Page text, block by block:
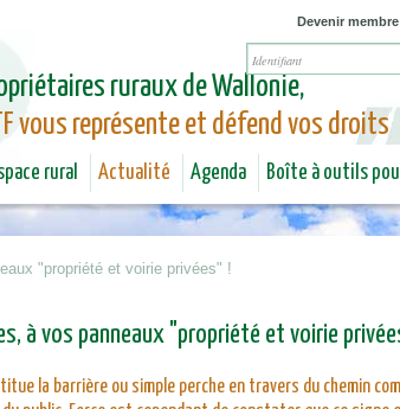
Devenir membre
ruraux de Wallonie,
vous représente et défend vos droits
rural Actualité Agenda Boîte à outils
"propriété et voirie privées" !
à vos panneaux "propriété et voirie
la barrière ou simple perche en travers du chemin